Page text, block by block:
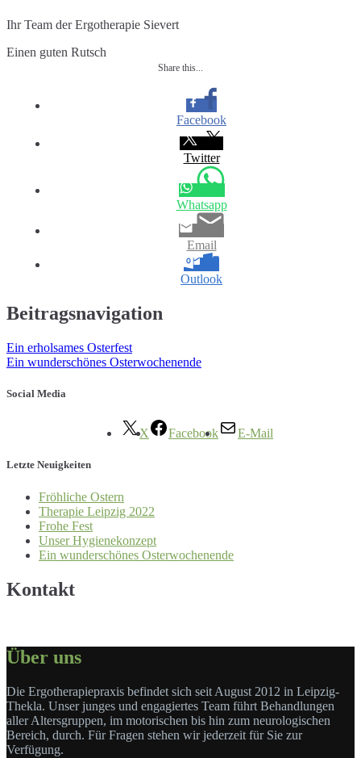
Ihr Team der Ergotherapie Sievert
Einen guten Rutsch
Share this...
Facebook
Twitter
Whatsapp
Email
Outlook
Beitragsnavigation
Ein erholsames Osterfest
Ein wunderschönes Osterwochenende
Social Media
X Facebook E-Mail
Letzte Neuigkeiten
Fröhliche Ostern
Therapie Leipzig 2022
Frohe Fest
Unser Hygienekonzept
Ein wunderschönes Osterwochenende
Kontakt
Über uns
Die Ergotherapiepraxis befindet sich seit August 2012 in Leipzig-
Thekla. Unser junges und engagiertes Team führt Behandlungen
aller Altersgruppen, im motorischen bis hin zum neurologischen
Bereich, durch. Für Fragen stehen wir jederzeit für Sie zur
Verfügung.